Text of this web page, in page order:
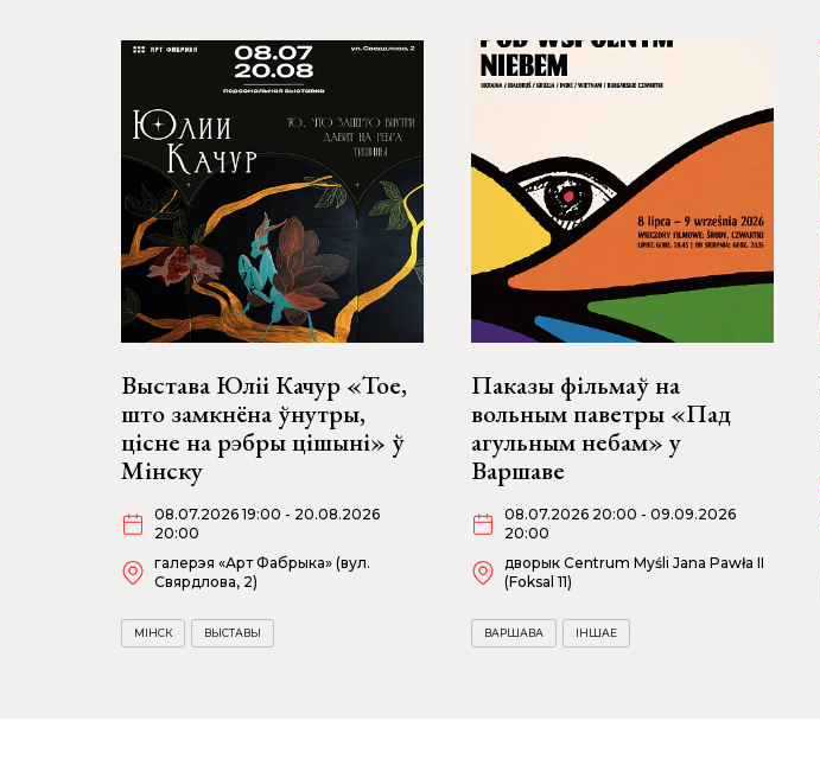
Выстава Юліі Качур «Тое,
што замкнёна ўнутры,
цісне на рэбры цішыні» ў
Мінску
08.07.2026 19:00 - 20.08.2026
20:00
галерэя «Арт Фабрыка» (вул.
Свярдлова, 2)
МІНСК ВЫСТАВЫ
Паказы фільмаў на
вольным паветры «Пад
агульным небам» у
Варшаве
08.07.2026 20:00 - 09.09.2026
20:00
дворык Centrum Myśli Jana Pawła II
(Foksal 11)
ВАРШАВА ІНШАЕ